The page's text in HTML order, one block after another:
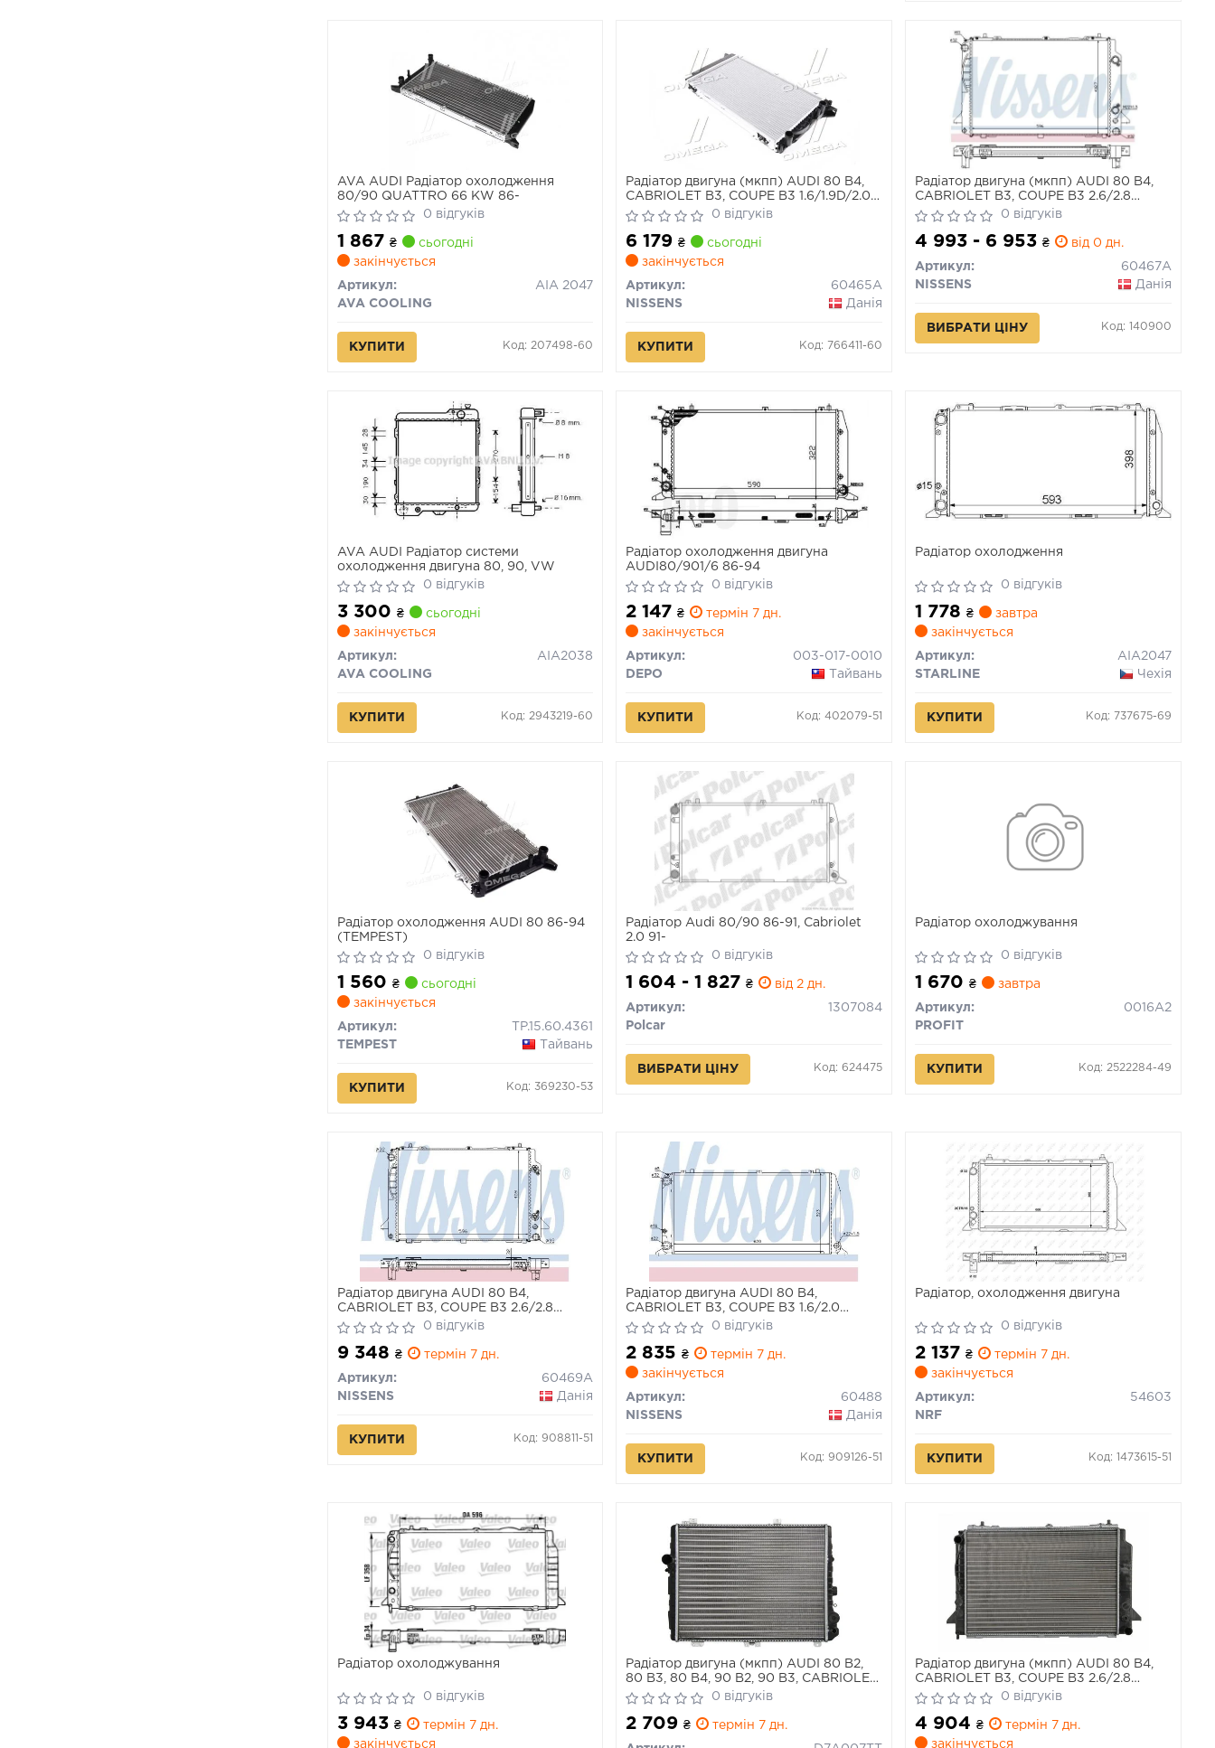
AVA AUDI Радіатор охолодження
80/90 QUATTRO 66 KW 86-
0 відгуків
1 867 ₴
сьогодні
закінчується
Артикул:
AIA 2047
AVA COOLING
КУПИТИ Код: 207498-60
Радіатор двигуна (мкпп) AUDI 80 B4,
CABRIOLET B3, COUPE B3 1.6/1.9D/2.0
05.89-08.00
0 відгуків
6 179₴
сьогодні
закінчується
Артикул:
60465A
NISSENS
Данія
КУПИТИ Код: 766411-60
Радіатор двигуна (мкпп) AUDI 80 B4,
CABRIOLET B3, COUPE B3 2.6/2.8
08.91-08.00
0 відгуків
4 993 - 6 953₴ від 0 дн.
Артикул:
60467A
NISSENS
Данія
ВИБРАТИ ЦІНУ Код: 140900
AVA AUDI Радіатор системи
охолодження двигуна 80, 90, VW
0 відгуків
3 300 ₴
сьогодні
закінчується
Артикул:
AIA2038
AVA COOLING
КУПИТИ Код: 2943219-60
Радіатор охолодження двигуна
AUDI80/901/6 86-94
0 відгуків
2 147₴
термін 7 дн.
закінчується
Артикул:
003-017-0010
DEPO
Тайвань
КУПИТИ Код: 402079-51
Радіатор охолодження
0 відгуків
1 778₴
завтра
закінчується
Артикул:
AIA2047
STARLINE
Чехія
КУПИТИ Код: 737675-69
Радіатор охолодження AUDI 80 86-94
(TEMPEST)
0 відгуків
1 560 ₴
сьогодні
закінчується
Артикул:
TP.15.60.4361
TEMPEST
Тайвань
КУПИТИ Код: 369230-53
Радіатор Audi 80/90 86-91, Cabriolet
2.0 91-
0 відгуків
1 604 - 1 827₴ від 2 дн.
Артикул:
1307084
Polcar
ВИБРАТИ ЦІНУ Код: 624475
Радіатор охолоджування
0 відгуків
1 670₴ завтра
Артикул:
0016A2
PROFIT
КУПИТИ Код: 2522284-49
Радіатор двигуна AUDI 80 B4,
CABRIOLET B3, COUPE B3 2.6/2.8
09.91-08.00
0 відгуків
9 348 ₴ термін 7 дн.
Артикул:
60469A
NISSENS
Данія
КУПИТИ Код: 908811-51
Радіатор двигуна AUDI 80 B4,
CABRIOLET B3, COUPE B3 1.6/2.0
05.89-07.98
0 відгуків
2 835₴
термін 7 дн.
закінчується
Артикул:
60488
NISSENS
Данія
КУПИТИ Код: 909126-51
Радіатор, охолодження двигуна
0 відгуків
2 137₴
термін 7 дн.
закінчується
Артикул:
54603
NRF
КУПИТИ Код: 1473615-51
Радіатор охолоджування
0 відгуків
3 943 ₴
термін 7 дн.
закінчується
Радіатор двигуна (мкпп) AUDI 80 B2,
80 B3, 80 B4, 90 B2, 90 B3, CABRIOLET
B3, COUPE B2, COUPE B3 1.9-2.3 08.80-
12.96
0 відгуків
2 709₴ термін 7 дн.
Радіатор двигуна (мкпп) AUDI 80 B4,
CABRIOLET B3, COUPE B3 2.6/2.8
08.91-08.00
0 відгуків
4 904₴
термін 7 дн.
закінчується